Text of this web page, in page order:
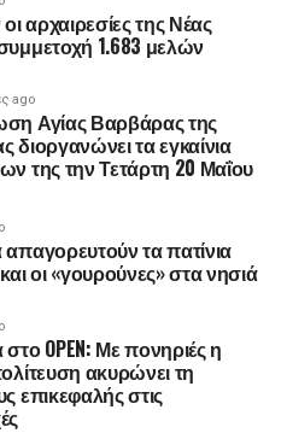
αρχαιρεσίες της Νέας
1.683 μελών
ago
Αγίας Βαρβάρας της
διοργανώνει τα εγκαίνια
της την Τετάρτη 20 Μαΐου
τα πατίνια
οι «γουρούνες» στα νησιά
OPEN: Με πονηριές η
ακυρώνει τη
επικεφαλής στις